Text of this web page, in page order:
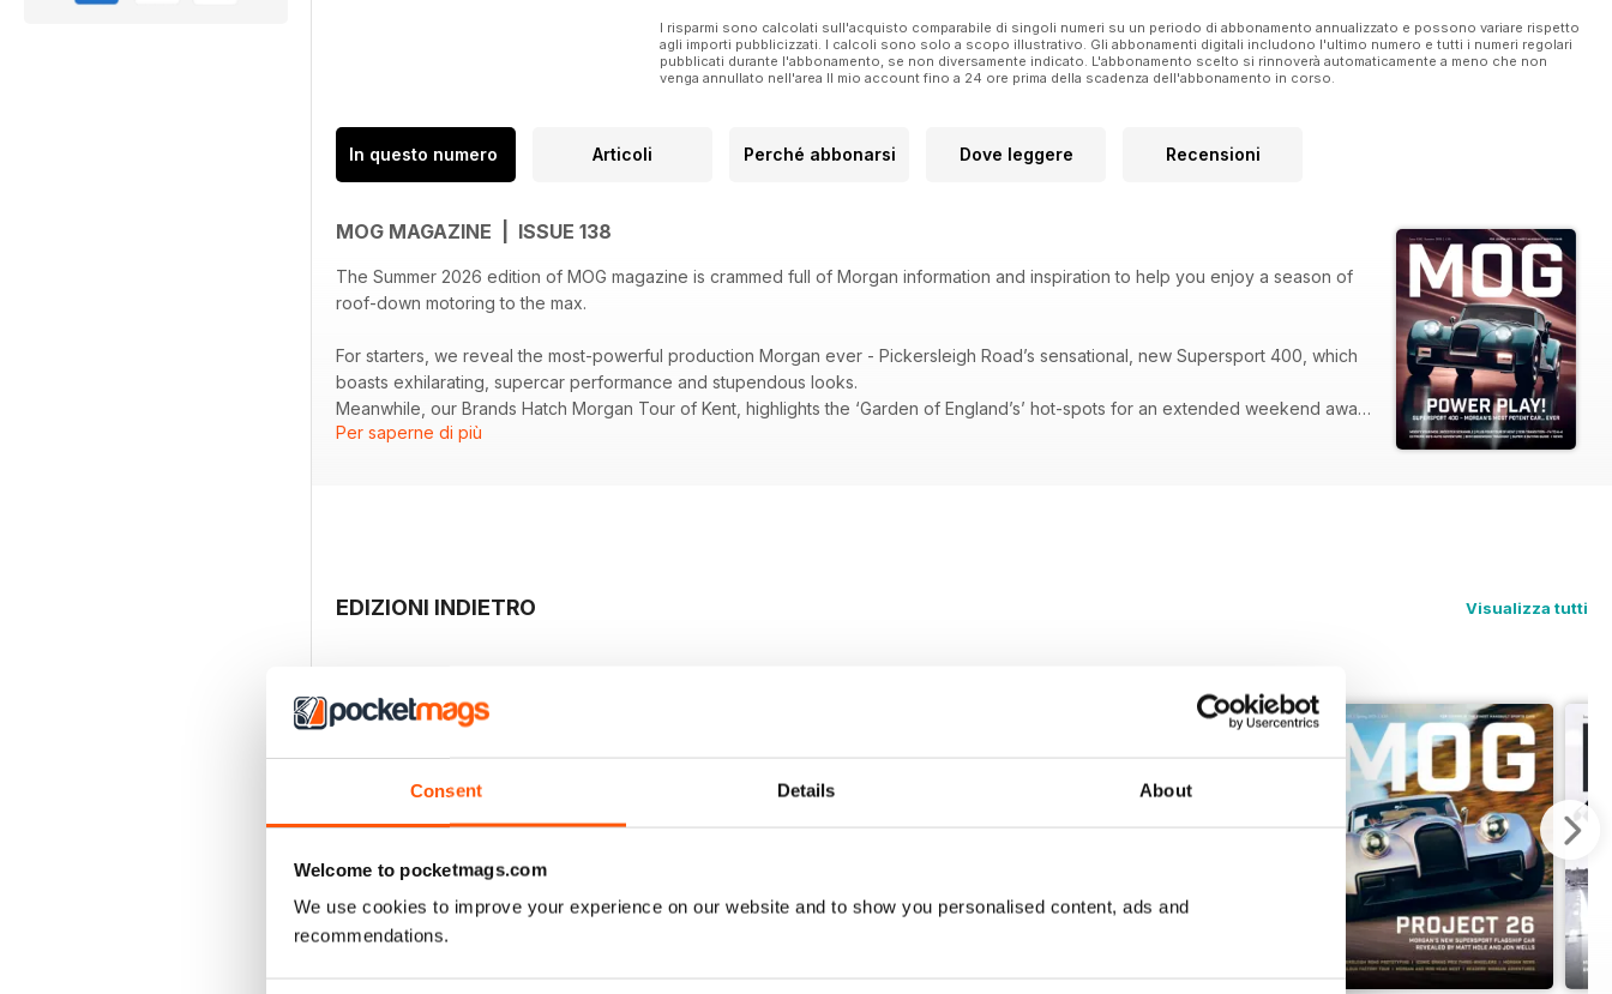
Consent Details About
Welcome to pocketmags.com
We use cookies to improve your experience on our website and to show you personalised content, ads and
recommendations.
I risparmi sono calcolati sull'acquisto comparabile di singoli numeri su un periodo di abbonamento annualizzato e possono variare rispetto
agli importi pubblicizzati. I calcoli sono solo a scopo illustrativo. Gli abbonamenti digitali includono l'ultimo numero e tutti i numeri regolari
pubblicati durante l'abbonamento, se non diversamente indicato. L'abbonamento scelto si rinnoverà automaticamente a meno che non
venga annullato nell'area Il mio account fino a 24 ore prima della scadenza dell'abbonamento in corso.
In questo numero Articoli Perché abbonarsi Dove leggere Recensioni
MOG MAGAZINE | ISSUE 138
The Summer 2026 edition of MOG magazine is crammed full of Morgan information and inspiration to help you enjoy a season of
roof-down motoring to the max.
For starters, we reveal the most-powerful production Morgan ever - Pickersleigh Road’s sensational, new Supersport 400, which
boasts exhilarating, supercar performance and stupendous looks.
Meanwhile, our Brands Hatch Morgan Tour of Kent, highlights the ‘Garden of England’s’ hot-spots for an extended weekend away
in your hand-built sportscar. From vineyards and beaches, to historic towns and ancient castles, there’s something for everyone.
from BHM’s Goodwood Trackday – if that’s not enough encouragement to get you out in your Morgan, we don’t know what is!
Per saperne di più
EDIZIONI INDIETRO Visualizza tutti